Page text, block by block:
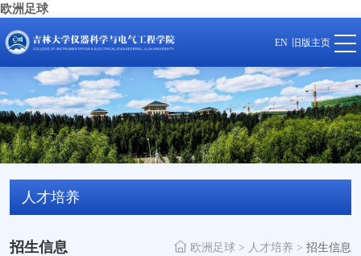
欧洲足球
EN 旧版主页
人才培养
招生信息 欧洲足球 > 人才培养 > 招生信息